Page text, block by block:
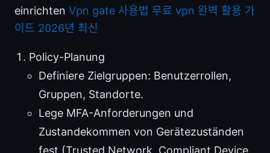
einrichten Vpn gate 사용법 무료 vpn 완벽 활용 가
이드 2026년 최신
Policy-Planung
Definiere Zielgruppen: Benutzerrollen,
Gruppen, Standorte.
Lege MFA-Anforderungen und
Zustandekommen von Gerätezuständen
fest (Trusted Network, Compliant Device,